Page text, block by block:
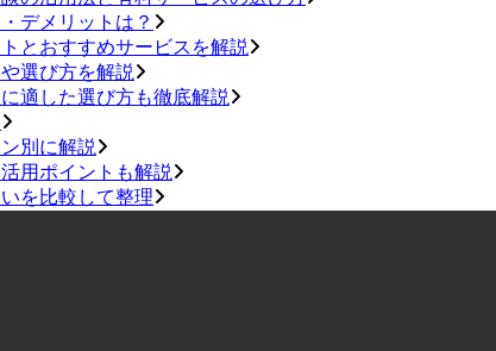
デメリットは？
とおすすめサービスを解説
選び方を解説
適した選び方も徹底解説
別に解説
用ポイントも解説
を比較して整理